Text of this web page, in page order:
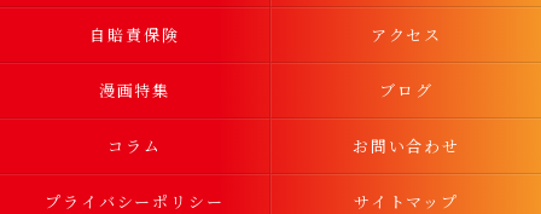
自賠責保険 アクセス
漫画特集 ブログ
コラム お問い合わせ
プライバシーポリシー サイトマップ